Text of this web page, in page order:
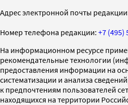
Адрес электронной почты
Номер телефона редакции: +7 (495)
На информационном ресурсе
рекомендательные технологии
предоставления информации на
систематизации и анализа
к предпочтениям пользователей
находящихся на территории